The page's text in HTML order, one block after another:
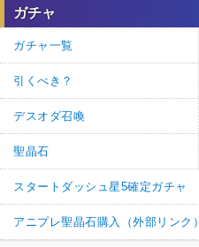
ガチャ
ガチャ一覧
引くべき？
デスオダ召喚
聖晶石
スタートダッシュ星5確定ガチャ
アニプレ聖晶石購入（外部リンク）